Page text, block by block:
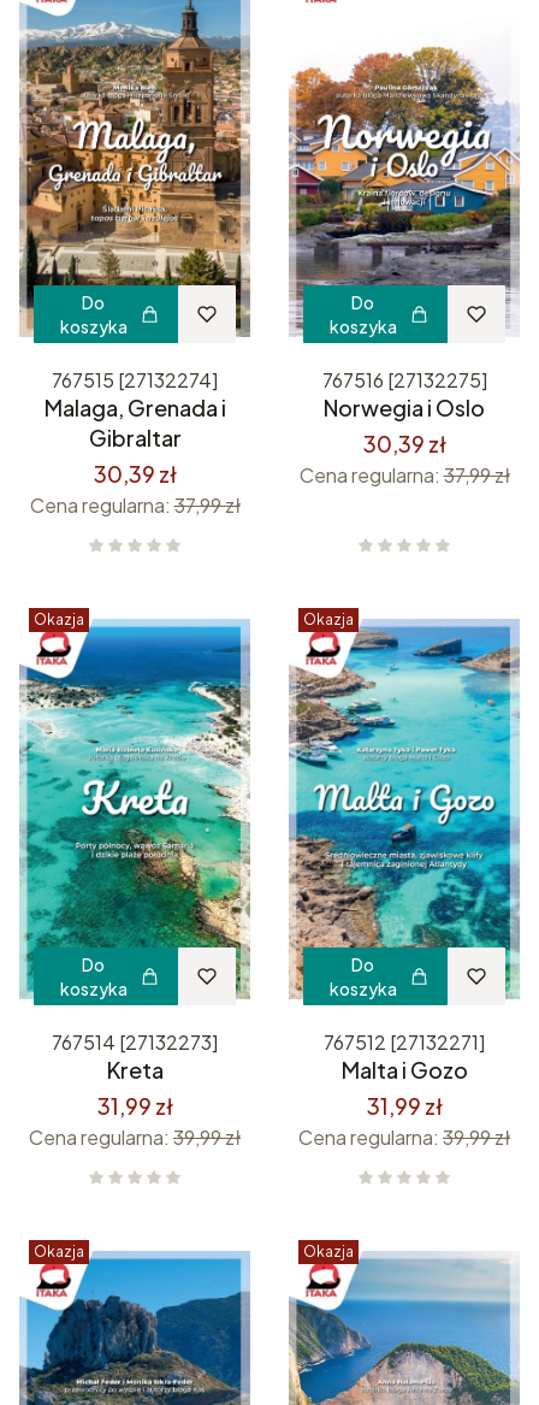
Do
koszyka
767515 [27132274]
Malaga, Grenada i
Gibraltar
30,39 zł
Cena regularna: 37,99 zł
Do
koszyka
767516 [27132275]
Norwegia i Oslo
30,39 zł
Cena regularna: 37,99 zł
Okazja
Do
koszyka
767514 [27132273]
Kreta
31,99 zł
Cena regularna: 39,99 zł
Okazja
Do
koszyka
767512 [27132271]
Malta i Gozo
31,99 zł
Cena regularna: 39,99 zł
Okazja Okazja